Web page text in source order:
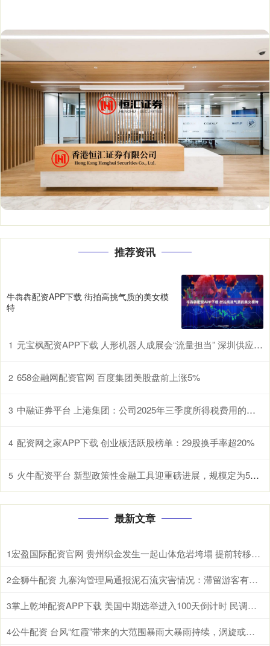
推荐资讯
牛犇犇配资APP下载 街拍高挑气质的美女模
特
1 元宝枫配资APP下载 人形机器人成展会“流量担当” 深圳供应链赋能具身智能产业升级
2 658金融网配资官网 百度集团美股盘前上涨5%
3 中融证券平台 上港集团：公司2025年三季度所得税费用的增长主要是公司的盈利增长
4 配资网之家APP下载 创业板活跃股榜单：29股换手率超20%
5 火牛配资平台 新型政策性金融工具迎重磅进展，规模定为5000亿，专家称可撬动投资10倍以上
最新文章
1 宏盈国际配资官网 贵州织金发生一起山体危岩垮塌 提前转移未造成人员伤亡
2 金狮牛配资 九寨沟管理局通报泥石流灾害情况：滞留游客有序撤离，无人员伤亡
3 掌上乾坤配资APP下载 美国中期选举进入100天倒计时 民调显示特朗普支持率处于低位
4 公牛配资 台风“红霞”带来的大范围暴雨大暴雨持续，涡旋或在陆地维持较长时间，强降雨北上